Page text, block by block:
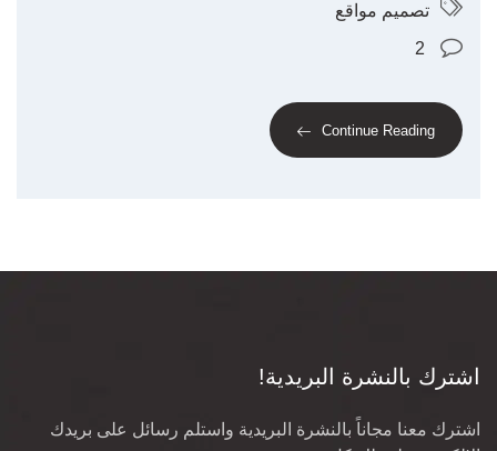
تصميم مواقع
Continue Reading
اشترك بالنشرة البريدية!
اشترك معنا مجاناً بالنشرة البريدية واستلم رسائل على بريدك